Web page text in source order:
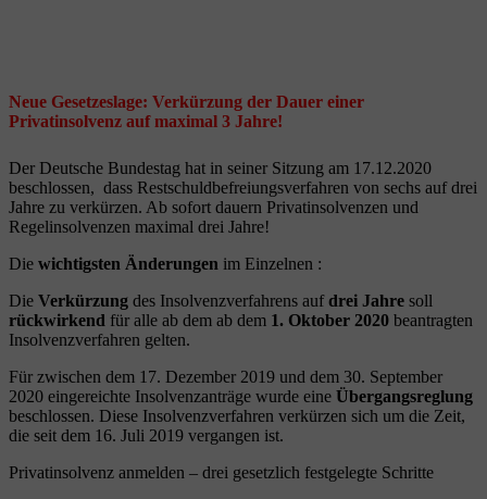
Neue Gesetzeslage: Verkürzung der Dauer einer
Privatinsolvenz auf maximal 3 Jahre!
Der Deutsche Bundestag hat in seiner Sitzung am 17.12.2020
beschlossen, dass Restschuldbefreiungsverfahren von sechs auf drei
Jahre zu verkürzen. Ab sofort dauern Privatinsolvenzen und
Regelinsolvenzen maximal drei Jahre!
Die wichtigsten Änderungen im Einzelnen :
Die Verkürzung des Insolvenzverfahrens aufdrei Jahre soll
rückwirkend für alle ab dem ab dem 1. Oktober 2020 beantragten
Insolvenzverfahren gelten.
Für zwischen dem 17. Dezember 2019 und dem 30. September
2020 eingereichte Insolvenzanträge wurde eine Übergangsreglung
beschlossen. Diese Insolvenzverfahren verkürzen sich um die Zeit,
die seit dem 16. Juli 2019 vergangen ist.
Privatinsolvenz anmelden – drei gesetzlich festgelegte Schritte